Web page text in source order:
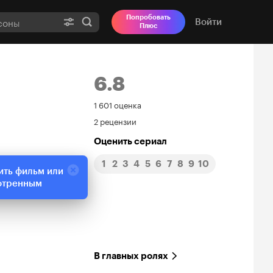
Попробовать
Плюс
Войти
6.8
Рейтинг
Кинопоиска
6.8
1 601 оценка
2 рецензии
Оценить сериал
1 2 3 4 5 6 7 8 9 10
В главных ролях
фильм или